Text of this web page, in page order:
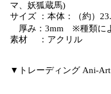
マ、妖狐蔵馬)
サイズ ：本体：（約）
厚み：3mm ※種類に
素材 ：アクリル
▼トレーディング Ani-